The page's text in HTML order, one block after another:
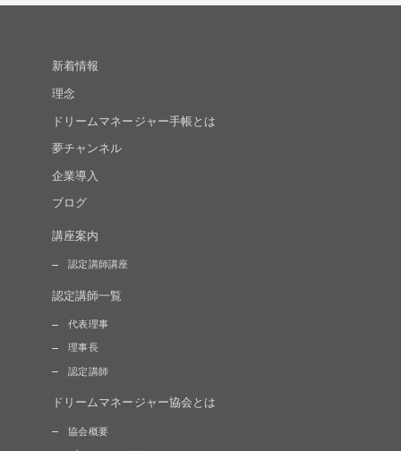
新着情報
理念
ドリームマネージャー手帳とは
夢チャンネル
企業導入
ブログ
講座案内
認定講師講座
認定講師一覧
代表理事
理事長
認定講師
ドリームマネージャー協会とは
協会概要